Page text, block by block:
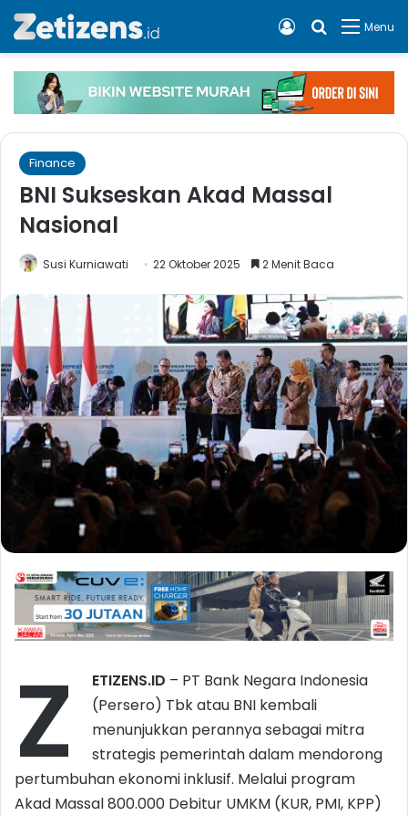
Menu
Cari apa,
Log In
Finance
BNI Sukseskan Akad Massal
Nasional
Susi Kurniawati 22 Oktober 2025 2 Menit Baca
Z ETIZENS.ID – PT Bank Negara Indonesia
(Persero) Tbk atau BNI kembali
menunjukkan perannya sebagai mitra
strategis pemerintah dalam mendorong
pertumbuhan ekonomi inklusif. Melalui program
Akad Massal 800.000 Debitur UMKM (KUR, PMI, KPP)